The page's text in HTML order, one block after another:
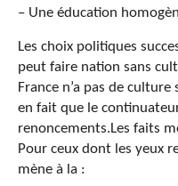
– Une éducation
Les choix politiques
peut faire nation sans
France n’a pas de
en fait que le
renoncements.Les faits
Pour ceux dont les yeux
mène à la :